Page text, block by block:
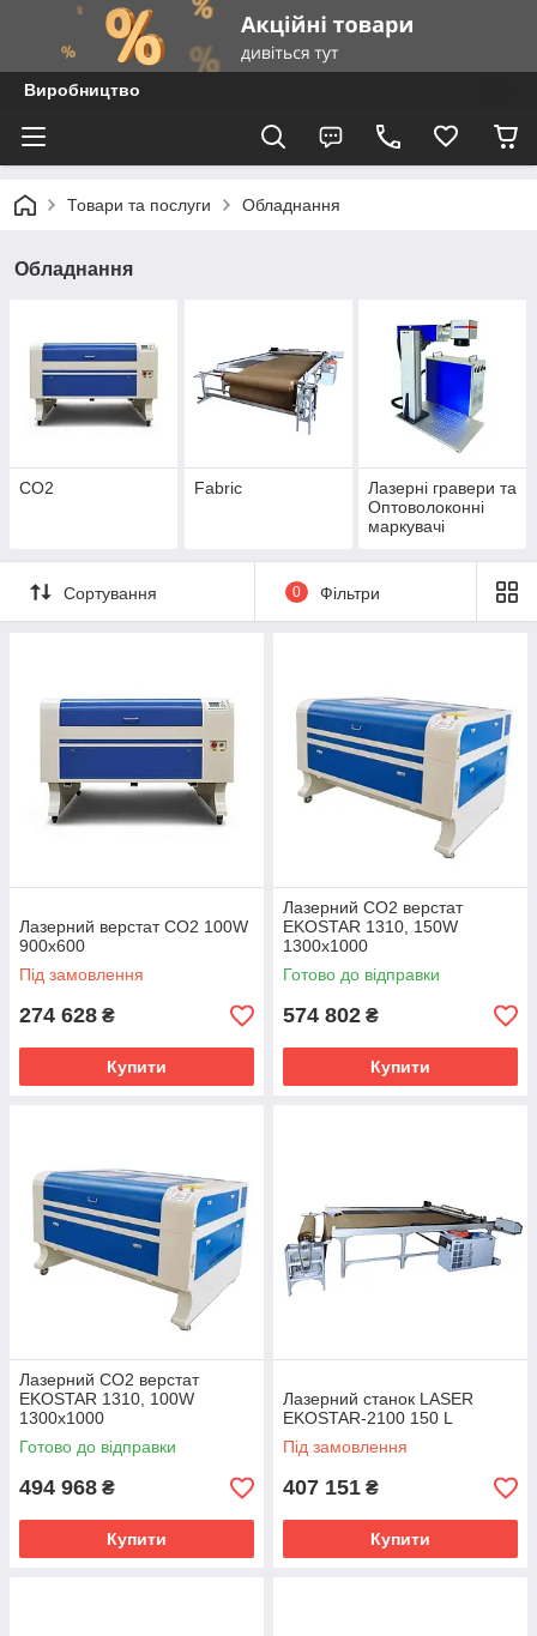
Виробництво
Товари та послуги Обладнання
Обладнання
CO2 Fabric
Лазерні гравери та
Оптоволоконні
маркувачі
Сортування 0 Фільтри
Лазерний верстат CO2 100W
900x600
Під замовлення
274 628 ₴
Купити
Лазерний СО2 верстат
EKOSTAR 1310, 150W
1300х1000
Готово до відправки
574 802 ₴
Купити
Лазерний СО2 верстат
EKOSTAR 1310, 100W
1300х1000
Готово до відправки
494 968 ₴
Купити
Лазерний станок LASER
EKOSTAR-2100 150 L
Під замовлення
407 151 ₴
Купити